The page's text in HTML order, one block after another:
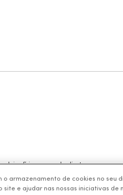
lojas físicas e venda direta.
SP, CEP 11900-000 | CNPJ/MF
armazenamento de cookies no seu
e ajudar nas nossas iniciativas de